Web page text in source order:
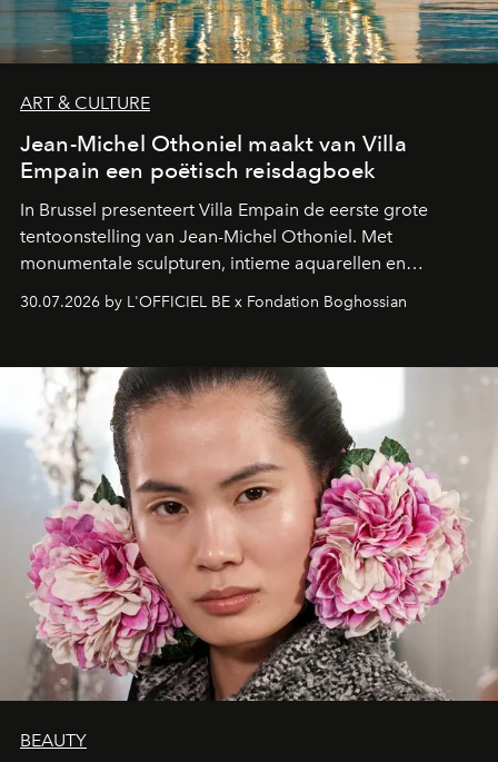
ART & CULTURE
Jean-Michel Othoniel maakt van Villa
Empain een poëtisch reisdagboek
In Brussel presenteert Villa Empain de eerste grote
tentoonstelling van Jean-Michel Othoniel. Met
monumentale sculpturen, intieme aquarellen en
fonkelend Murano-glas creëert de Franse kunstenaar
een emotionele reis waarin elk werk de herinnering
moment van verwondering.
30.07.2026 by L'OFFICIEL BE x Fondation Boghossian
BEAUTY